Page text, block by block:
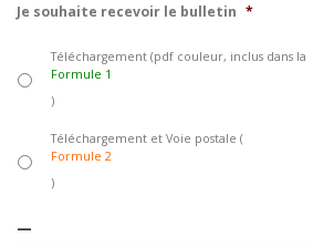
Je souhaite recevoir le bulletin *
Téléchargement (pdf couleur, inclus dans la
Formule 1
)
Téléchargement et Voie postale (
Formule 2
)
—